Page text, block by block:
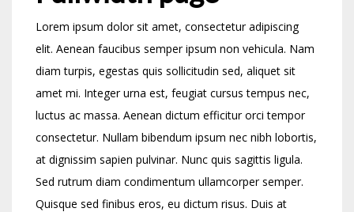
Lorem ipsum dolor sit amet, consectetur adipiscing
elit. Aenean faucibus semper ipsum non vehicula. Nam
diam turpis, egestas quis sollicitudin sed, aliquet sit
amet mi. Integer urna est, feugiat cursus tempus nec,
luctus ac massa. Aenean dictum efficitur orci tempor
consectetur. Nullam bibendum ipsum nec nibh lobortis,
at dignissim sapien pulvinar. Nunc quis sagittis ligula.
Sed rutrum diam condimentum ullamcorper semper.
Quisque sed finibus eros, eu dictum risus. Duis at